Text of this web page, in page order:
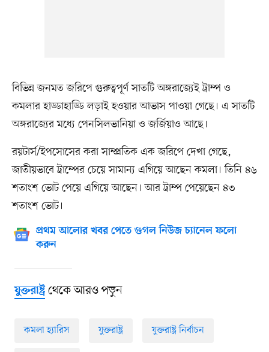
বিভিন্ন জনমত জরিপে গুরুত্বপূর্ণ সাতটি অঙ্গরাজ্যেই ট্রাম্প ও
কমলার হাড্ডাহাড্ডি লড়াই হওয়ার আভাস পাওয়া গেছে। এ সাতটি
অঙ্গরাজ্যের মধ্যে পেনসিলভানিয়া ও জর্জিয়াও আছে।
রয়টার্স/ইপসোসের করা সাম্প্রতিক এক জরিপে দেখা গেছে,
জাতীয়ভাবে ট্রাম্পের চেয়ে সামান্য এগিয়ে আছেন কমলা। তিনি ৪৬
শতাংশ ভোট পেয়ে এগিয়ে আছেন। আর ট্রাম্প পেয়েছেন ৪৩
শতাংশ ভোট।
প্রথম আলোর খবর পেতে গুগল নিউজ চ্যানেল ফলো
করুন
যুক্তরাষ্ট্রথেকে আরও পড়ুন
কমলা হ্যারিস যুক্তরাষ্ট্র যুক্তরাষ্ট্র নির্বাচন